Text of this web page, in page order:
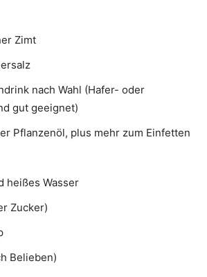
Zimt
nach Wahl (Hafer- oder
gut geeignet)
Pflanzenöl, plus mehr zum Einfetten
heißes Wasser
Zucker)
Belieben)